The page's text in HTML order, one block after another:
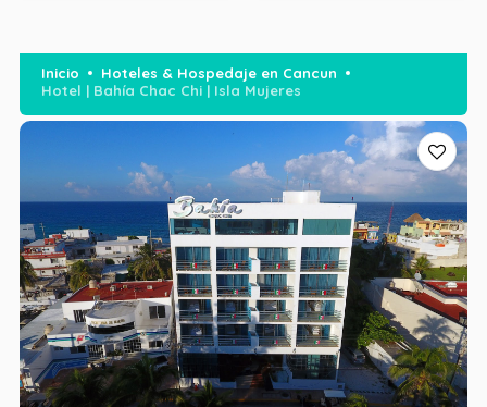
Inicio
Hoteles & Hospedaje en Cancun
Hotel | Bahía Chac Chi | Isla Mujeres